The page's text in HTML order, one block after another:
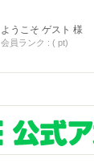
ようこそ ゲスト 様
会員ランク : ( pt)